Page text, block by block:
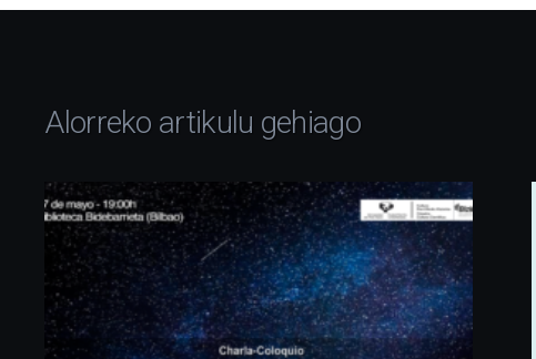
Alorreko artikulu gehiago